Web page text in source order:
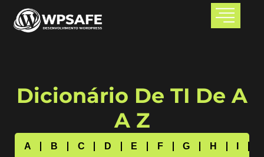
Dicionário De TI De A
A Z
A B C D E F G H
I